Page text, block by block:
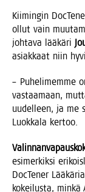
Kii­min­gin
ollut vain
joh­ta­va lää­kä­ri
asiak­kaat niin
– Puhe­li­mem­me
vas­taa­maan,
uudel­leen, ja me
Luok­ka­la kertoo.
esi­mer­kik­si
Doc­Te­ner
kokei­lus­ta,